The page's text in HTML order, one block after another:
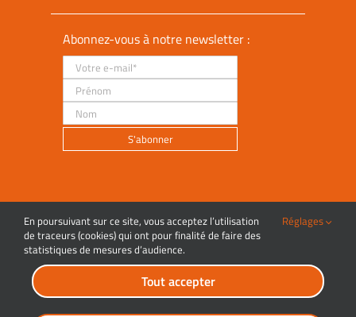
Abonnez-vous à notre newsletter :
Faire un don
Contact
Mentions légales
Plan du site
En poursuivant sur ce site, vous acceptez l’utilisation
de traceurs (cookies) qui ont pour finalité de faire des
statistiques de mesures d’audience.
Réglages
Tout accepter